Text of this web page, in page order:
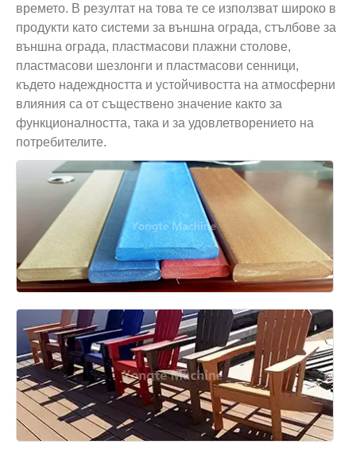
времето. В резултат на това те се използват широко в
продукти като системи за външна ограда, стълбове за
външна ограда, пластмасови плажни столове,
пластмасови шезлонги и пластмасови сенници,
където надеждността и устойчивостта на атмосферни
влияния са от съществено значение както за
функционалността, така и за удовлетворението на
потребителите.